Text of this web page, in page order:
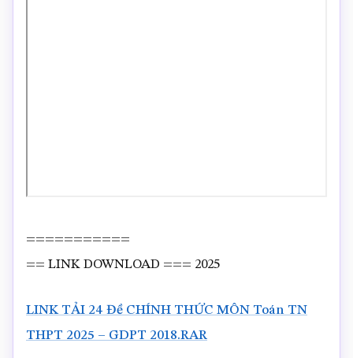
===========
== LINK DOWNLOAD === 2025
LINK TẢI 24 Đề CHÍNH THỨC MÔN Toán TN
THPT 2025 – GDPT 2018.RAR